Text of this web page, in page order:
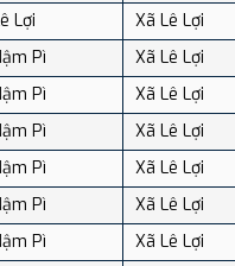
Lợi
Xã Lê Lợi
Pì
Xã Lê Lợi
Pì
Xã Lê Lợi
Pì
Xã Lê Lợi
Pì
Xã Lê Lợi
Pì
Xã Lê Lợi
Pì
Xã Lê Lợi